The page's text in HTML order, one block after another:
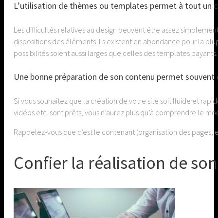
L’utilisation de thèmes ou templates permet à tout un
Les difficultés relatives au design peuvent être assez
dispositions des éléments. Ils existent en abondance pour la
possibilités soient aussi larges que celles des templates
Une bonne préparation de son contenu permet
Si vous souhaitez que la création de votre site soit fluide et
vidéos etc. sont prêts, vous n’aurez plus qu’à comprendre le
Rappelez-vous que c’est le contenant (organisation des
Confier la réalisation de